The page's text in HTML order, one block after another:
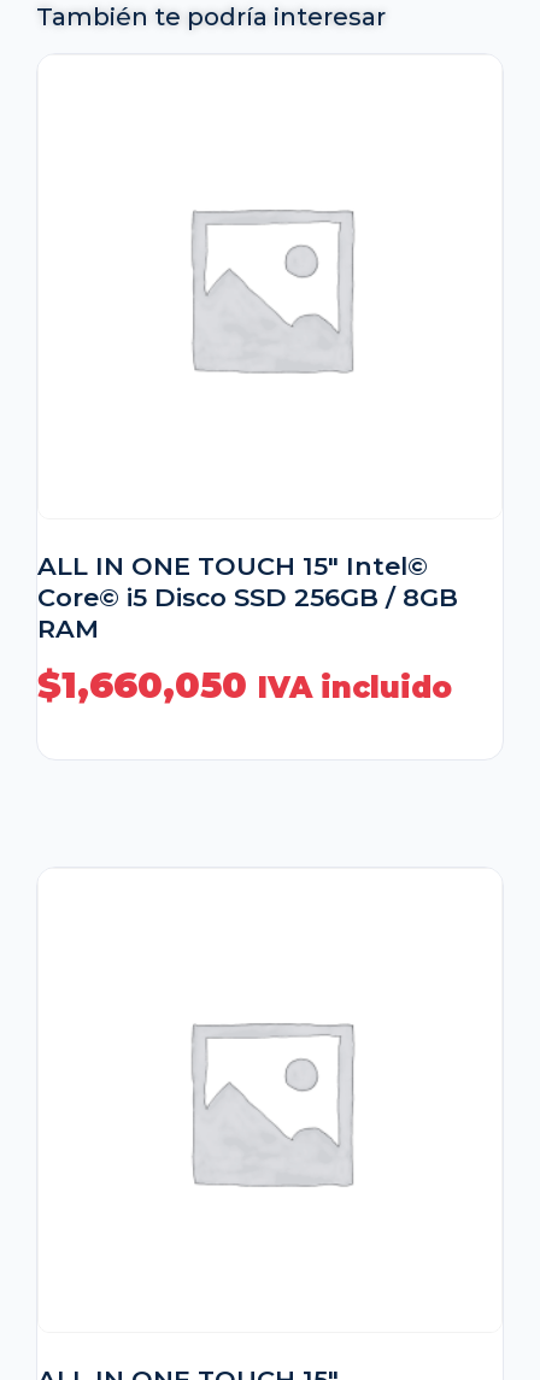
También te podría interesar
ALL IN ONE TOUCH 15″ Intel©
Core© i5 Disco SSD 256GB / 8GB
RAM
$1,660,050 IVA incluido